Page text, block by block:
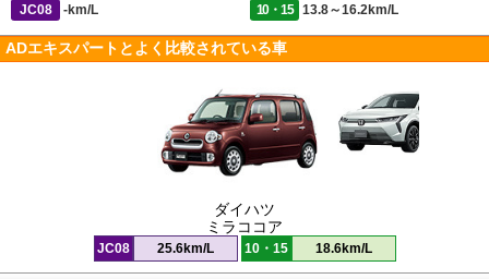
JC08
-km/L 10・15 13.8～16.2km/L
ADエキスパートとよく比較されている車
ダイハツ
ミラココア
JC08 25.6km/L 10・15 18.6km/L